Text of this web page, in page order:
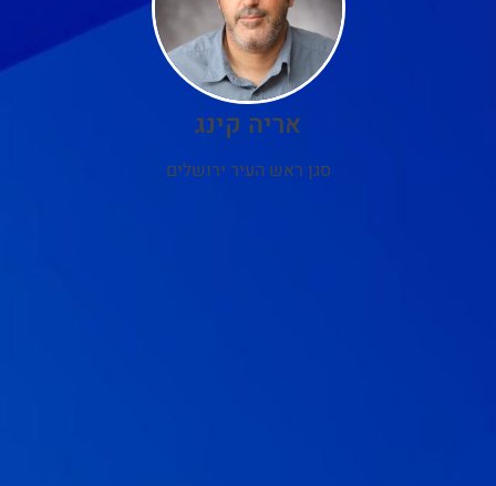
אריה קינג
סגן ראש העיר ירושלים